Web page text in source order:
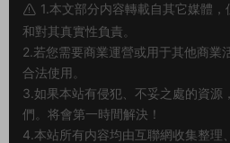
1.本文部分内容轉載自其它媒體
和對其真實性負責。
2.若您需要商業運營或用于其他商業
合法使用。
3.如果本站有侵犯、不妥之處的資源
們。将會第一時間解決！
4.本站所有内容均由互聯網收集整理